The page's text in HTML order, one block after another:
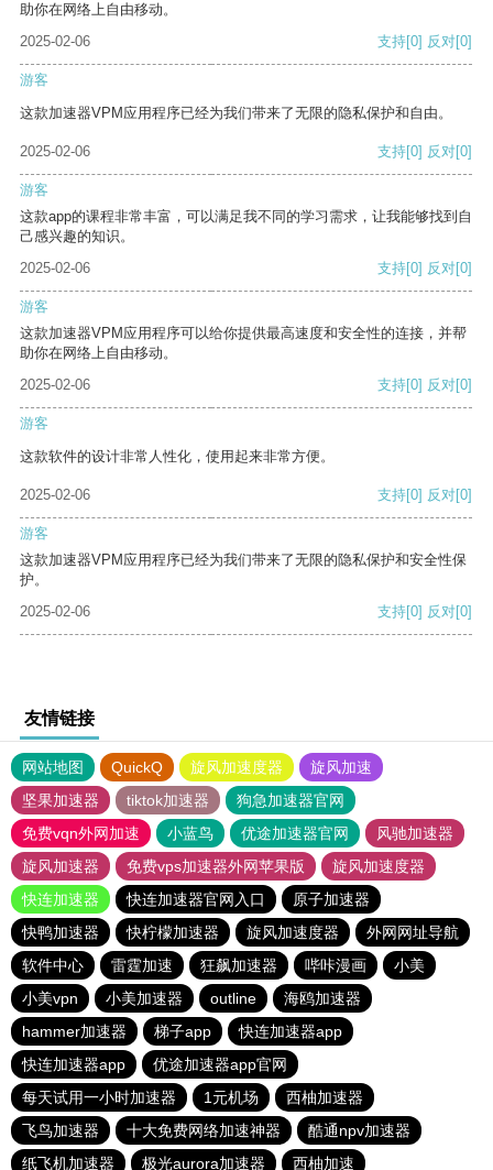
助你在网络上自由移动。
2025-02-06
支持[0] 反对[0]
游客
这款加速器VPM应用程序已经为我们带来了无限的隐私保护和自由。
2025-02-06 支持[0] 反对[0]
游客
这款app的课程非常丰富，可以满足我不同的学习需求，让我能够找到自
己感兴趣的知识。
2025-02-06
支持[0] 反对[0]
游客
这款加速器VPM应用程序可以给你提供最高速度和安全性的连接，并帮
助你在网络上自由移动。
2025-02-06
支持[0] 反对[0]
游客
这款软件的设计非常人性化，使用起来非常方便。
2025-02-06 支持[0] 反对[0]
游客
这款加速器VPM应用程序已经为我们带来了无限的隐私保护和安全性保
护。
2025-02-06
支持[0] 反对[0]
友情链接
网站地图 QuickQ 旋风加速度器
旋风加速
坚果加速器
tiktok加速器
狗急加速器官网
免费vqn外网加速
小蓝鸟 优途加速器官网
风驰加速器
旋风加速器
免费vps加速器外网苹果版
旋风加速度器
快连加速器
快连加速器官网入口
原子加速器
快鸭加速器
快柠檬加速器 旋风加速度器
外网网址导航
软件中心
雷霆加速 狂飙加速器 哔咔漫画
小美
小美vpn
小美加速器 outline
海鸥加速器
hammer加速器
梯子app
快连加速器app
快连加速器app
优途加速器app官网
每天试用一小时加速器
1元机场
西柚加速器
飞鸟加速器
十大免费网络加速神器
酷通npv加速器
纸飞机加速器
极光aurora加速器 西柚加速